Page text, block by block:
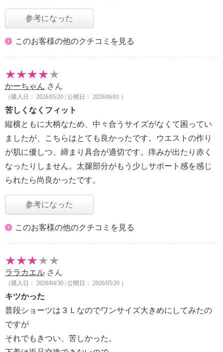
参考になった
このお客様の他のクチコミを見る
かーちゃん さん
（購入日： 2026/05/20 | 公開日： 2026/06/01 ）
苦しくなくフィット
縦横ともに大柄なため、中々合うサイズがなくて困ってい
ましたが、こちらはとても良かったです。ウエストの作り
が肌に優しつ、締まり具合が適切です。痒みが出たり赤く
なったりしません。太腿部分がもう少しサポート感を感じ
られたら尚良かったです。
参考になった
このお客様の他のクチコミを見る
ララカエル さん
（購入日： 2026/04/30 | 公開日： 2026/05/20 ）
キツかった
普段ショーツは３Ｌなのでワンサイズ大きめにしてみたの
ですが
それでもきつい、苦しかった。